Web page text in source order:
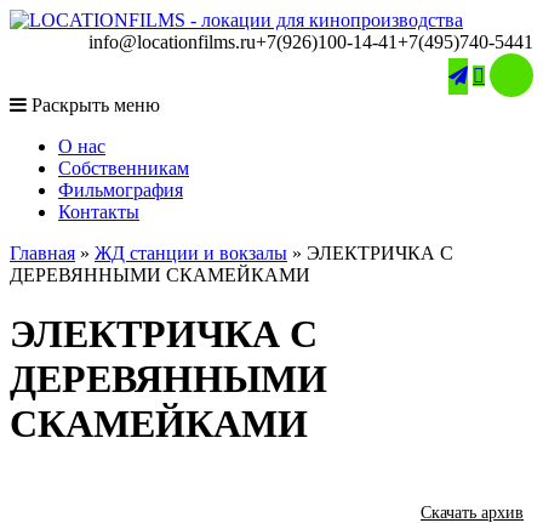
info@locationfilms.ru+7(926)100-14-41+7(495)740-5441

Раскрыть меню
O нас
Собственникам
Фильмография
Контакты
Главная » ЖД станции и вокзалы » ЭЛЕКТРИЧКА С
ДЕРЕВЯННЫМИ СКАМЕЙКАМИ
ЭЛЕКТРИЧКА С
ДЕРЕВЯННЫМИ
СКАМЕЙКАМИ
Скачать архив